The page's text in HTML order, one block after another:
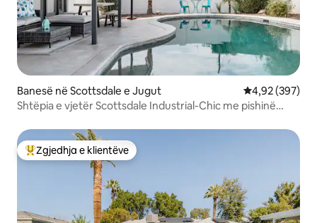
Banesë në Scottsdale e Jugut Vlerësimi
4,92 (397)
Shtëpia e vjetër Scottsdale Industrial-Chic me pishinë
Më të mirat e zgjedhjeve të klientëve
Zgjedhja e klientëve